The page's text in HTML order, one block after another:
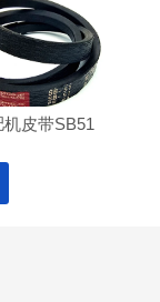
机皮带SB51